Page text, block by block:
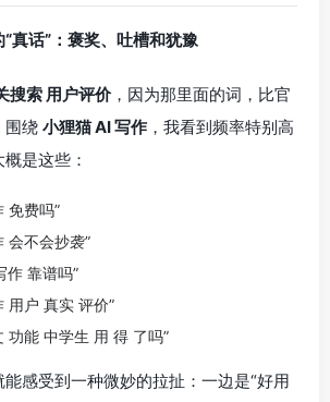
真话”：褒奖、吐槽和犹豫
搜索 用户评价，因为那里面的词，比官
围绕 小狸猫 AI 写作 ，我看到频率特别高
是这些：
免费吗”
会不会抄袭”
作 靠谱吗”
用户 真实 评价”
功能 中学生 用 得 了吗”
感受到一种微妙的拉扯：一边是“好用